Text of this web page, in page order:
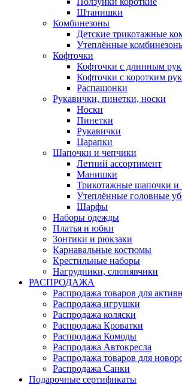
Штанишки
Комбинезоны
Детские трикотажные
Утеплённые
Кофточки
Кофточки с длинным
Кофточки с коротким
Распашонки
Рукавички, пинетки, носки
Носки
Пинетки
Рукавички
Царапки
Шапочки и чепчики
Летний ассортимент
Манишки
Трикотажные шапочки и
Утеплённые головные
Шарфы
Наборы одежды
Платья и юбки
Зонтики и рюкзаки
Карнавальные костюмы
Крестильные наборы
Нагрудники, слюнявчики
РАСПРОДАЖА
Распродажа товаров для
Распродажа игрушки
Распродажа коляски
Распродажа Кроватки
Распродажа Комоды
Распродажа Автокресла
Распродажа товаров для
Распродажа Санки
Подарочные сертификаты